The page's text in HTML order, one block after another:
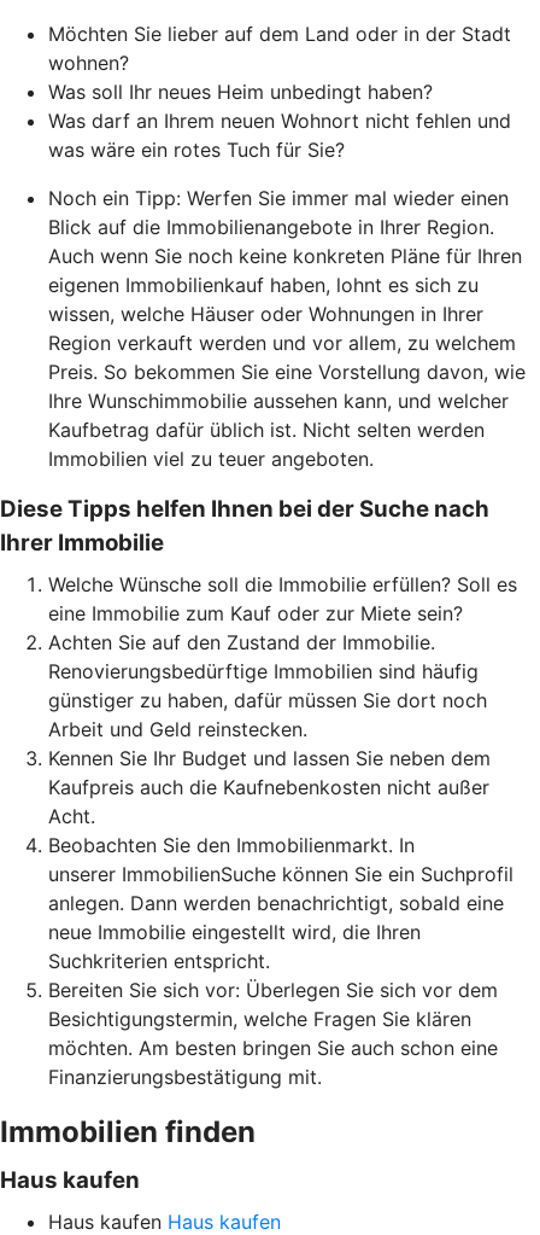
Möchten Sie lieber auf dem Land oder in der Stadt
wohnen?
Was soll Ihr neues Heim unbedingt haben?
Was darf an Ihrem neuen Wohnort nicht fehlen und
was wäre ein rotes Tuch für Sie?
Noch ein Tipp: Werfen Sie immer mal wieder einen
Blick auf die Immobilienangebote in Ihrer Region.
Auch wenn Sie noch keine konkreten Pläne für Ihren
eigenen Immobilienkauf haben, lohnt es sich zu
wissen, welche Häuser oder Wohnungen in Ihrer
Region verkauft werden und vor allem, zu welchem
Preis. So bekommen Sie eine Vorstellung davon, wie
Ihre Wunschimmobilie aussehen kann, und welcher
Kaufbetrag dafür üblich ist. Nicht selten werden
Immobilien viel zu teuer angeboten.
Diese Tipps helfen Ihnen bei der Suche nach
Ihrer Immobilie
Welche Wünsche soll die Immobilie erfüllen? Soll es
eine Immobilie zum Kauf oder zur Miete sein?
Achten Sie auf den Zustand der Immobilie.
Renovierungsbedürftige Immobilien sind häufig
günstiger zu haben, dafür müssen Sie dort noch
Arbeit und Geld reinstecken.
Kennen Sie Ihr Budget und lassen Sie neben dem
Kaufpreis auch die Kaufnebenkosten nicht außer
Acht.
Beobachten Sie den Immobilienmarkt. In
unserer ImmobilienSuche können Sie ein Suchprofil
anlegen. Dann werden benachrichtigt, sobald eine
neue Immobilie eingestellt wird, die Ihren
Suchkriterien entspricht.
Bereiten Sie sich vor: Überlegen Sie sich vor dem
Besichtigungstermin, welche Fragen Sie klären
möchten. Am besten bringen Sie auch schon eine
Finanzierungsbestätigung mit.
Immobilien finden
Haus kaufen
Haus kaufen Haus kaufen